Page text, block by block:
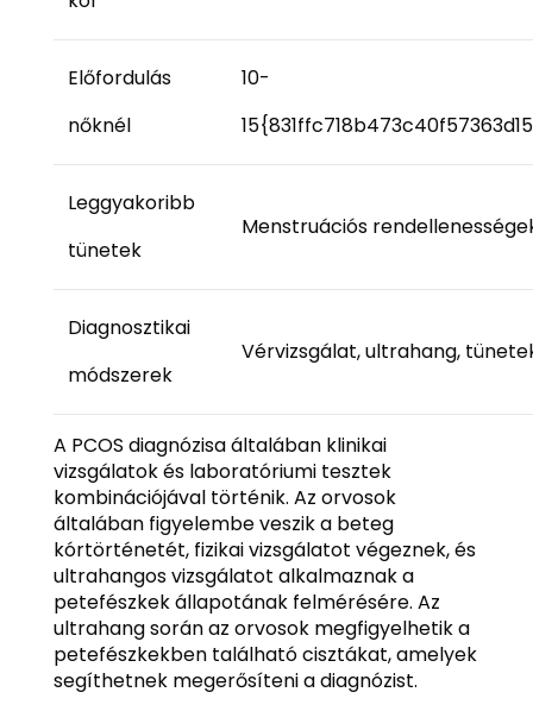
Előfordulás
nőknél
10-
Leggyakoribb
tünetek
Menstruációs
Diagnosztikai
módszerek
Vérvizsgálat, ultrahang,
A PCOS diagnózisa általában klinikai
vizsgálatok és laboratóriumi tesztek
kombinációjával történik. Az orvosok
általában figyelembe veszik a beteg
kórtörténetét, fizikai vizsgálatot végeznek, és
ultrahangos vizsgálatot alkalmaznak a
petefészkek állapotának felmérésére. Az
ultrahang során az orvosok megfigyelhetik a
petefészkekben található cisztákat, amelyek
segíthetnek megerősíteni a diagnózist.